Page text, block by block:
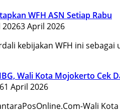
WFH ASN Setiap Rabu
20263 April 2026
kebijakan WFH ini sebagai
Wali Kota Mojokerto Cek
1 April 2026
Wali